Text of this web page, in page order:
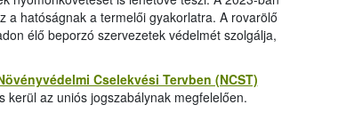
a hatóságnak a termelői gyakorlatra. A rovarölő
élő beporzó szervezetek védelmét szolgálja,
Cselekvési Tervben (NCST)
az uniós jogszabálynak megfelelően.